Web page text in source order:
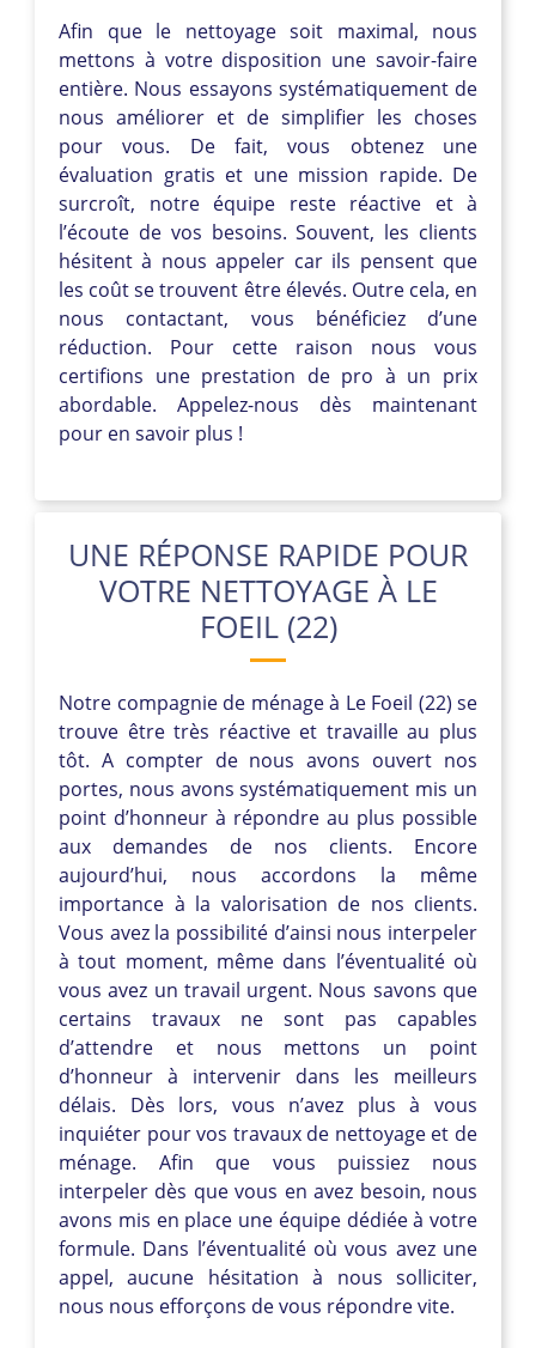
Afin que le nettoyage soit maximal, nous
mettons à votre disposition une savoir-faire
entière. Nous essayons systématiquement de
nous améliorer et de simplifier les choses
pour vous. De fait, vous obtenez une
évaluation gratis et une mission rapide. De
surcroît, notre équipe reste réactive et à
l’écoute de vos besoins. Souvent, les clients
hésitent à nous appeler car ils pensent que
les coût se trouvent être élevés. Outre cela, en
nous contactant, vous bénéficiez d’une
réduction. Pour cette raison nous vous
certifions une prestation de pro à un prix
abordable. Appelez-nous dès maintenant
pour en savoir plus !
UNE RÉPONSE RAPIDE POUR
VOTRE NETTOYAGE À LE
FOEIL (22)
Notre compagnie de ménage à Le Foeil (22) se
trouve être très réactive et travaille au plus
tôt. A compter de nous avons ouvert nos
portes, nous avons systématiquement mis un
point d’honneur à répondre au plus possible
aux demandes de nos clients. Encore
aujourd’hui, nous accordons la même
importance à la valorisation de nos clients.
Vous avez la possibilité d’ainsi nous interpeler
à tout moment, même dans l’éventualité où
vous avez un travail urgent. Nous savons que
certains travaux ne sont pas capables
d’attendre et nous mettons un point
d’honneur à intervenir dans les meilleurs
délais. Dès lors, vous n’avez plus à vous
inquiéter pour vos travaux de nettoyage et de
ménage. Afin que vous puissiez nous
interpeler dès que vous en avez besoin, nous
avons mis en place une équipe dédiée à votre
formule. Dans l’éventualité où vous avez une
appel, aucune hésitation à nous solliciter,
nous nous efforçons de vous répondre vite.